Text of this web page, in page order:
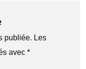
publiée. Les
avec *